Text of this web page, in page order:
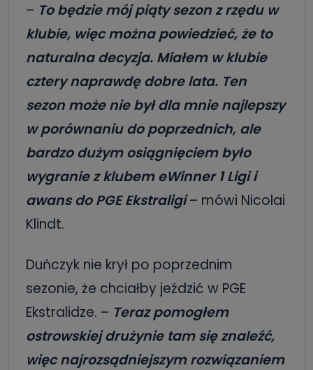
– To będzie mój piąty sezon z rzędu w
klubie, więc można powiedzieć, że to
naturalna decyzja. Miałem w klubie
cztery naprawdę dobre lata. Ten
sezon może nie był dla mnie najlepszy
w porównaniu do poprzednich, ale
bardzo dużym osiągnięciem było
wygranie z klubem eWinner 1 Ligi i
awans do PGE Ekstraligi– mówi Nicolai
Klindt.
Duńczyk nie krył po poprzednim
sezonie, że chciałby jeździć w PGE
Ekstralidze. – Teraz pomogłem
ostrowskiej drużynie tam się znaleźć,
więc najrozsądniejszym rozwiązaniem